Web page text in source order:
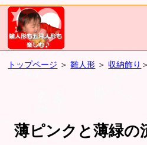
トップページ ＞雛人形 ＞ 収納飾り
薄ピンクと薄緑の